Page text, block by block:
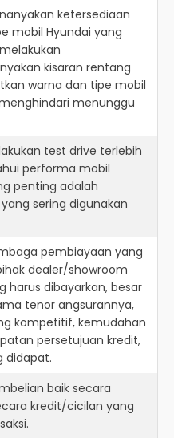
ketersediaan
mobil Hyundai yang
kisaran rentang
warna dan tipe mobil
menunggu
test drive terlebih
performa mobil
penting adalah
sering digunakan
pembiayaan yang
dealer/showroom
harus dibayarkan, besar
tenor angsurannya,
kompetitif, kemudahan
persetujuan kredit,
didapat.
baik secara
kredit/cicilan yang